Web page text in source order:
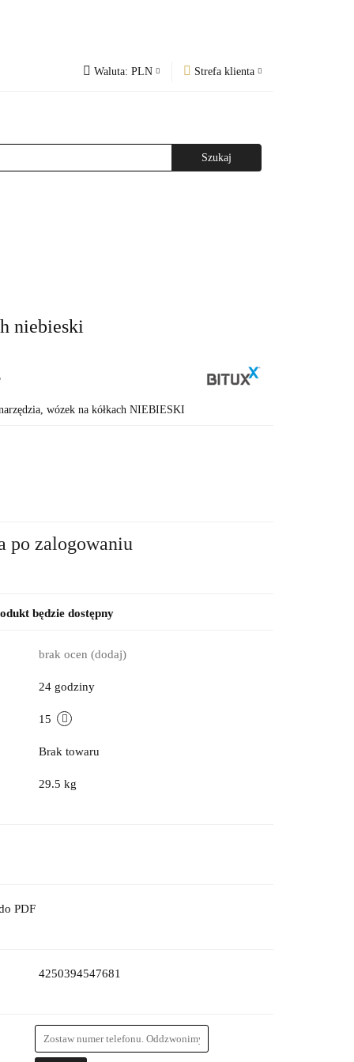
Waluta: PLN Strefa klienta
Dodaj zgłoszenie
niebieski
wózek na kółkach NIEBIESKI
po zalogowaniu
będzie dostępny
brak ocen(dodaj)
24 godziny
15
Brak towaru
29.5 kg
PDF
4250394547681